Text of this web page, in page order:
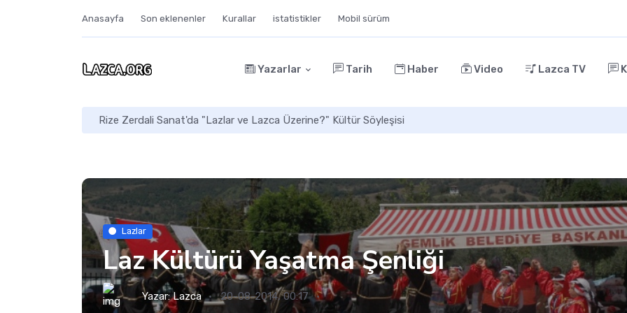
Anasayfa Son eklenenler Kurallar istatistikler Mobil sürüm
Yazarlar Tarih Haber Video Lazca TV
Mekaleskirit: Doğu Karadeniz’in Kayıp Arkaik Başkenti
Lazlar
Laz Kültürü Yaşatma Şenliği
Yazar:Lazca 20-08-2014, 00:17